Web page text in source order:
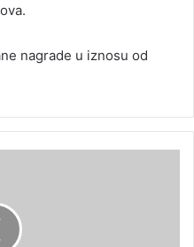
nagrade u iznosu od